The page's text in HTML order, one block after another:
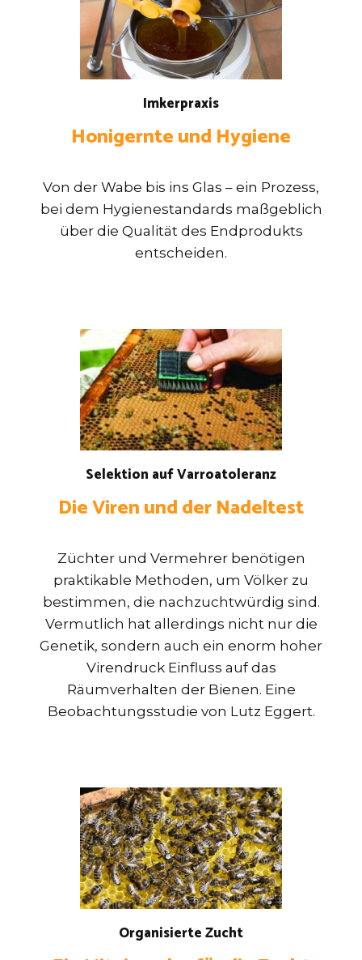
Imkerpraxis
Honigernte und Hygiene
Von der Wabe bis ins Glas – ein Prozess,
bei dem Hygienestandards maßgeblich
über die Qualität des Endprodukts
entscheiden.
Selektion auf Varroatoleranz
Die Viren und der Nadeltest
Züchter und Vermehrer benötigen
praktikable Methoden, um Völker zu
bestimmen, die nachzuchtwürdig sind.
Vermutlich hat allerdings nicht nur die
Genetik, sondern auch ein enorm hoher
Virendruck Einfluss auf das
Räumverhalten der Bienen. Eine
Beobachtungsstudie von Lutz Eggert.
Organisierte Zucht